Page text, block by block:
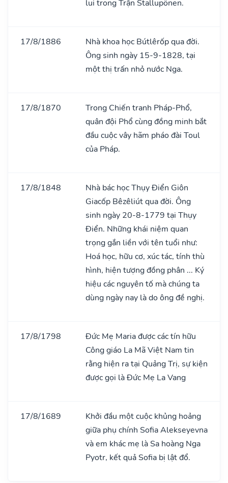
lui trong Trận Stallupönen.
17/8/1886
Nhà khoa học Bútlêrốp qua đời.
Ông sinh ngày 15-9-1828, tại
một thị trấn nhỏ nước Nga.
17/8/1870
Trong Chiến tranh Pháp-Phổ,
quân đội Phổ cùng đồng minh bắt
đầu cuộc vây hãm pháo đài Toul
của Pháp.
17/8/1848
Nhà bác học Thụy Điển Giôn
Giacốp Bêzêliút qua đời. Ông
sinh ngày 20-8-1779 tại Thụy
Điển. Những khái niệm quan
trọng gắn liền với tên tuổi như:
Hoá học, hữu cơ, xúc tác, tính thù
hình, hiện tượng đồng phân ... Ký
hiệu các nguyên tố mà chúng ta
dùng ngày nay là do ông đề nghị.
17/8/1798
Đức Mẹ Maria được các tín hữu
Công giáo La Mã Việt Nam tin
rằng hiện ra tại Quảng Trị, sự kiện
được gọi là Đức Mẹ La Vang
17/8/1689
Khởi đầu một cuộc khủng hoảng
giữa phụ chính Sofia Alekseyevna
và em khác mẹ là Sa hoàng Nga
Pyotr, kết quả Sofia bị lật đổ.